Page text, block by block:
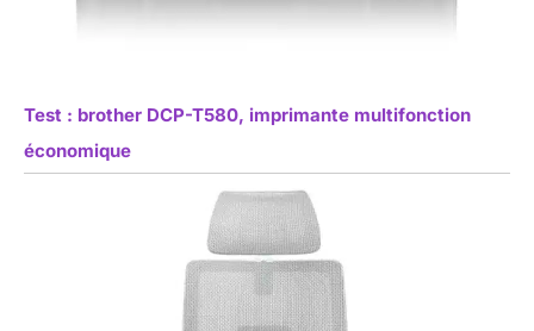
Test : brother DCP-T580, imprimante multifonction
économique